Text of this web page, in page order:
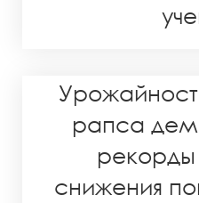
рапса
снижения